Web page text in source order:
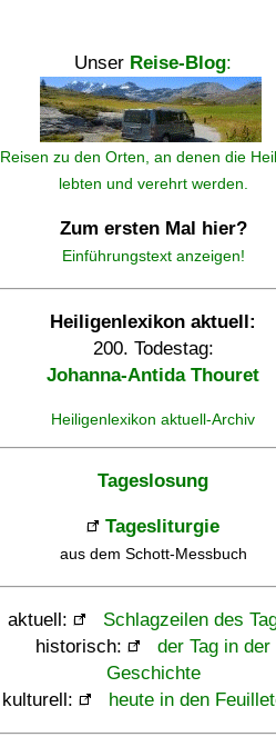
Unser Reise-Blog:
Reisen zu den Orten, an denen die
lebten und verehrt werden.
Zum ersten Mal hier?
Einführungstext anzeigen!
Heiligenlexikon aktuell:
200. Todestag:
Johanna-Antida Thouret
Heiligenlexikon aktuell-Archiv
Tageslosung
Tagesliturgie
aus dem Schott-Messbuch
aktuell:
Schlagzeilen des
historisch:
der Tag in der
Geschichte
kulturell:
heute in den